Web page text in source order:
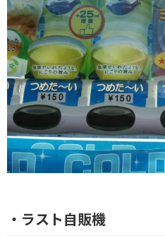
・ラスト自販機